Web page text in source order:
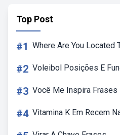
Top Post
#1 Where Are You Located
#2 Voleibol Posições E
#3 Você Me Inspira Frases
#4 Vitamina K Em Recem